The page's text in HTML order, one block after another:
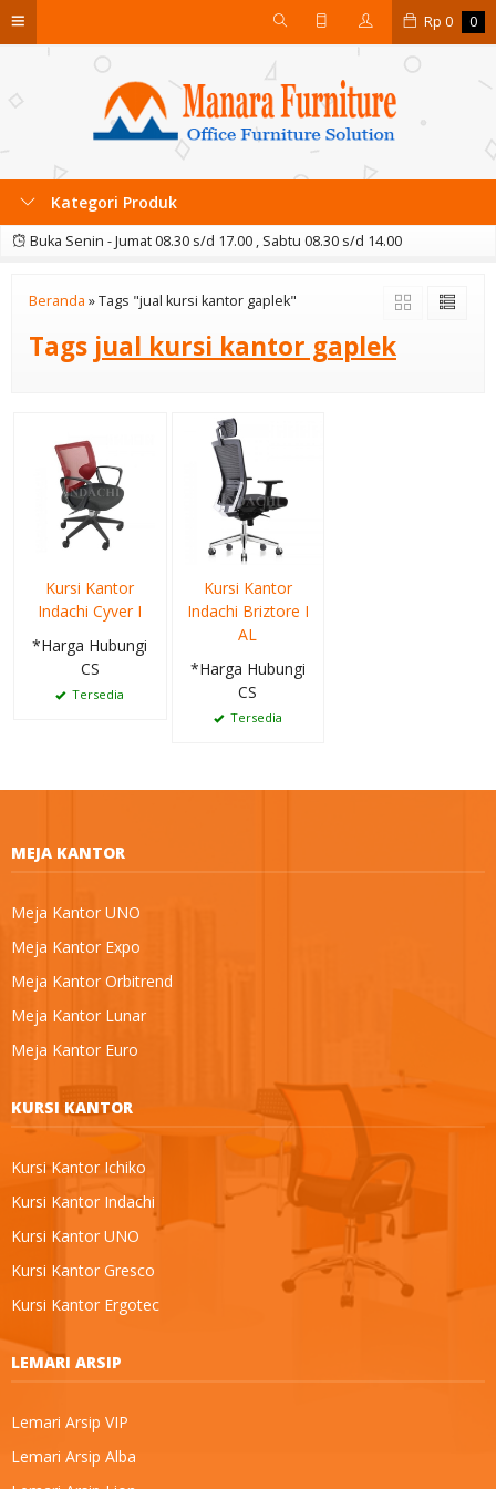
Rp 0 0
Kategori Produk
Buka Senin - Jumat 08.30 s/d 17.00 , Sabtu 08.30 s/d 14.00
Beranda »Tags "jual kursi kantor gaplek"
Tags jual kursi kantor gaplek
Kursi Kantor
Indachi Cyver I
*Harga Hubungi
CS
Tersedia
Kursi Kantor
Indachi Briztore I
AL
*Harga Hubungi
CS
Tersedia
MEJA KANTOR
Meja Kantor UNO
Meja Kantor Expo
Meja Kantor Orbitrend
Meja Kantor Lunar
Meja Kantor Euro
KURSI KANTOR
Kursi Kantor Ichiko
Kursi Kantor Indachi
Kursi Kantor UNO
Kursi Kantor Gresco
Kursi Kantor Ergotec
LEMARI ARSIP
Lemari Arsip VIP
Lemari Arsip Alba